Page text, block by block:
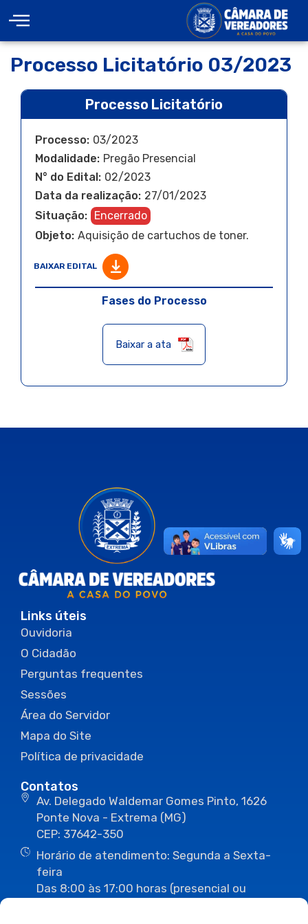
Processo Licitatório 03/2023
Processo Licitatório
Processo: 03/2023
Modalidade: Pregão Presencial
N° do Edital: 02/2023
Data da realização: 27/01/2023
Situação: Encerrado
Objeto: Aquisição de cartuchos de toner.
BAIXAR EDITAL
Fases do Processo
Baixar a ata
Links úteis
Ouvidoria
O Cidadão
Perguntas frequentes
Sessões
Área do Servidor
Mapa do Site
Política de privacidade
Contatos
Av. Delegado Waldemar Gomes Pinto, 1626
Ponte Nova - Extrema (MG)
CEP: 37642-350
Horário de atendimento: Segunda a Sexta-
feira
Das 8:00 às 17:00 horas (presencial ou